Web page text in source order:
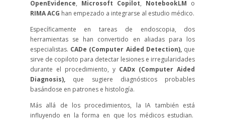
OpenEvidence, Microsoft Copilot, NotebookLM o
RIMA ACG han empezado a integrarse al estudio médico.
Específicamente en tareas de endoscopia, dos
herramientas se han convertido en aliadas para los
especialistas. CADe (Computer Aided Detection), que
sirve de copiloto para detectar lesiones e irregularidades
durante el procedimiento, y CADx (Computer Aided
Diagnosis), que sugiere diagnósticos probables
basándose en patrones e histología.
Más allá de los procedimientos, la IA también está
influyendo en la forma en que los médicos estudian.